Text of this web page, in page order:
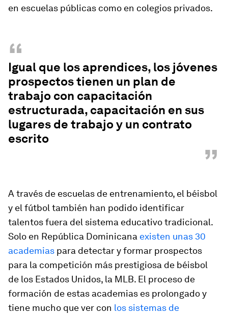
en escuelas públicas como en colegios privados.
“
Igual que los aprendices, los jóvenes
prospectos tienen un plan de
trabajo con capacitación
estructurada, capacitación en sus
lugares de trabajo y un contrato
escrito
”
A través de escuelas de entrenamiento, el béisbol
y el fútbol también han podido identificar
talentos fuera del sistema educativo tradicional.
Solo en República Dominicana existen unas 30
academias para detectar y formar prospectos
para la competición más prestigiosa de béisbol
de los Estados Unidos, la MLB. El proceso de
formación de estas academias es prolongado y
tiene mucho que ver con los sistemas de